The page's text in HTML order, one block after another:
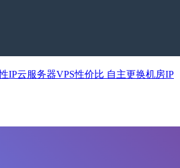
IP云服务器VPS性价比 自主更换机房IP